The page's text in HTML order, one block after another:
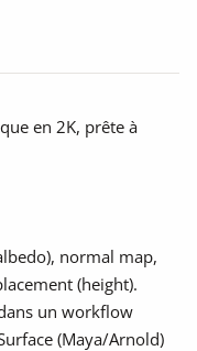
en 2K, prête à
normal map,
(height).
un workflow
(Maya/Arnold)